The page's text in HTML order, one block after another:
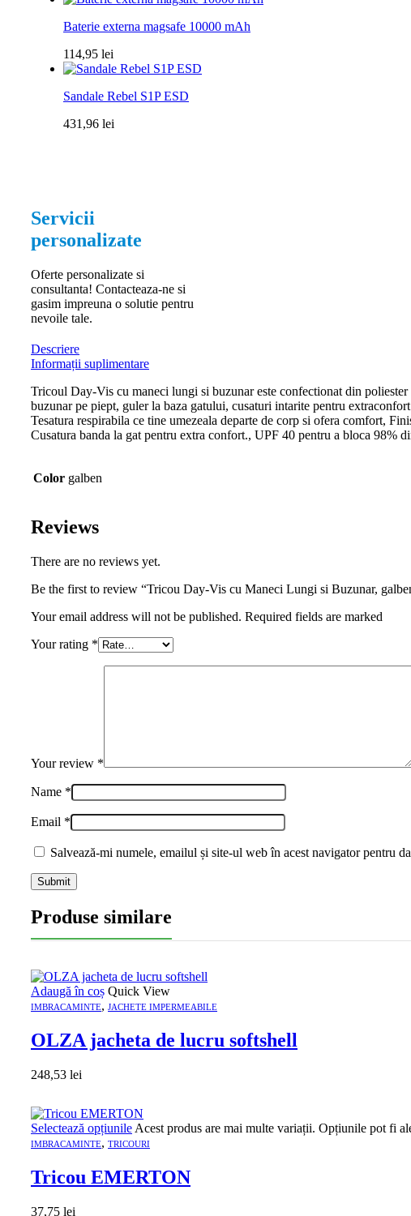
Baterie externa magsafe 10000 mAh
114,95 lei
Sandale Rebel S1P ESD
431,96 lei
Servicii
personalizate
Oferte personalizate si
consultanta! Contacteaza-ne si
gasim impreuna o solutie pentru
nevoile tale.
Descriere
Informații suplimentare
Tricoul Day-Vis cu maneci lungi si buzunar este confectionat din
buzunar pe piept, guler la baza gatului, cusaturi intarite pentru
Tesatura respirabila ce tine umezeala departe de corp si ofera comfort,
Cusatura banda la gat pentru extra confort., UPF 40 pentru a bloca
Color galben
Reviews
There are no reviews yet.
Be the first to review “Tricou Day-Vis cu Maneci Lungi si Buzunar,
Your email address will not be published. Required fields are marked
Your rating *
Your review *
Name *
Email *
Salvează-mi numele, emailul și site-ul web în acest navigator pentru
Produse similare
Adaugă în coș Quick View
IMBRACAMINTE, JACHETE IMPERMEABILE
OLZA jacheta de lucru softshell
248,53 lei
Selectează opțiunile Acest produs are mai multe variații. Opțiunile pot fi
IMBRACAMINTE, TRICOURI
Tricou EMERTON
37,75 lei